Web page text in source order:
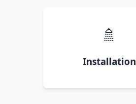
🚿
Installation